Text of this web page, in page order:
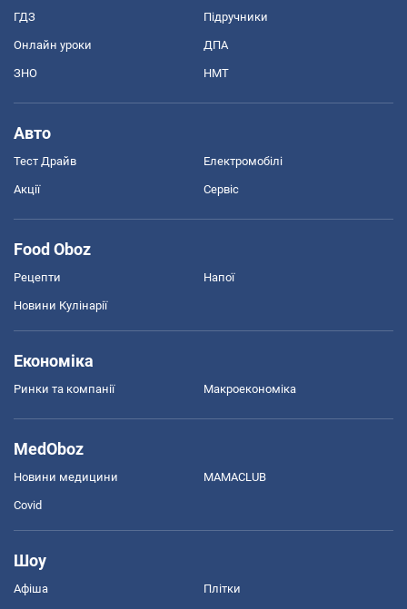
ГДЗ Підручники
Онлайн уроки ДПА
ЗНО НМТ
Авто
Тест Драйв Електромобілі
Акції Сервіс
Food Oboz
Рецепти Напої
Новини Кулінарії
Економіка
Ринки та компанії Макроекономіка
MedOboz
Новини медицини MAMACLUB
Covid
Шоу
Афіша Плітки